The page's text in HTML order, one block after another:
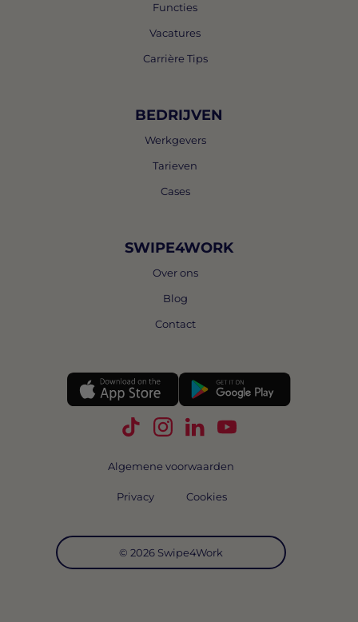
Functies
Vacatures
Carrière Tips
BEDRIJVEN
Werkgevers
Tarieven
Cases
SWIPE4WORK
Over ons
Blog
Contact
Volg Swipe4Work op TikTok
Volg Swipe4Work op
Volg Swipe4Work op
Volg Swipe4Work
© 2026 Swipe4Work
Algemene voorwaarden
Privacy Cookies